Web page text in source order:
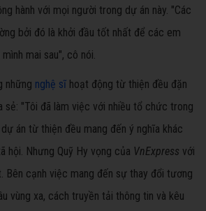
hành với mọi người trong dự án này. "Các
bởi đó là khởi đầu tốt nhất để các em
mai sau", cô nói.
những nghệ sĩ hoạt động từ thiện đều đặn
sẻ: "Tôi đã làm việc với nhiều tổ chức trong
án từ thiện đều mang đến ý nghĩa khác
hội. Nhưng Quỹ Hy vọng của VnExpress với
Bên cạnh việc mang đến sự thay đổi tương
vùng xa, cách truyền tải thông tin và kêu